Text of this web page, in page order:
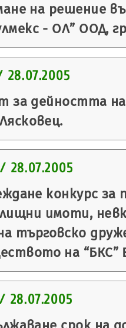
на решение
- ОЛ” ООД,
28.07.2005
за дейността
28.07.2005
конкурс за
имоти,
търговско
на “БКС”
28.07.2005